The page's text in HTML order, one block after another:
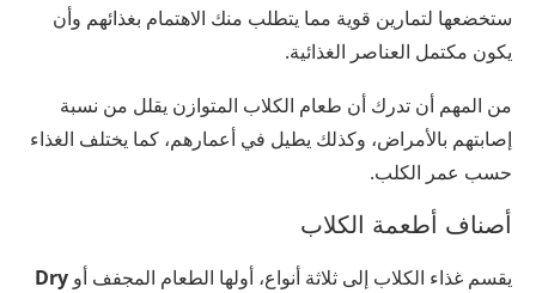
ستخضعها لتمارين قوية مما يتطلب منك الاهتمام بغذائهم وأن
يكون مكتمل العناصر الغذائية.
من المهم أن تدرك أن طعام الكلاب المتوازن يقلل من نسبة
إصابتهم بالأمراض، وكذلك يطيل في أعمارهم، كما يختلف الغذاء
حسب عمر الكلب.
أصناف أطعمة الكلاب
يقسم غذاء الكلاب إلى ثلاثة أنواع، أولها الطعام المجفف أو Dry